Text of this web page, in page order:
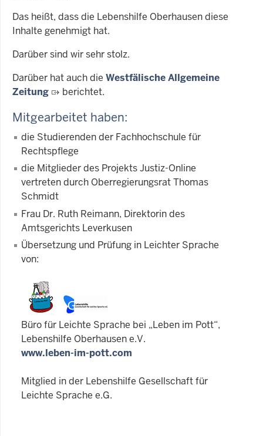
Das heißt, dass die Lebenshilfe Oberhausen diese
Inhalte genehmigt hat.
Darüber sind wir sehr stolz.
Darüber hat auch die Westfälische Allgemeine
Zeitung
berichtet.
Mitgearbeitet haben:
die Studierenden der Fachhochschule für
Rechtspflege
die Mitglieder des Projekts Justiz-Online
vertreten durch Oberregierungsrat Thomas
Schmidt
Frau Dr. Ruth Reimann, Direktorin des
Amtsgerichts Leverkusen
Übersetzung und Prüfung in Leichter Sprache
von:
Büro für Leichte Sprache bei „Leben im Pott“,
Lebenshilfe Oberhausen e.V.
www.leben-im-pott.com
Mitglied in der Lebenshilfe Gesellschaft für
Leichte Sprache e.G.